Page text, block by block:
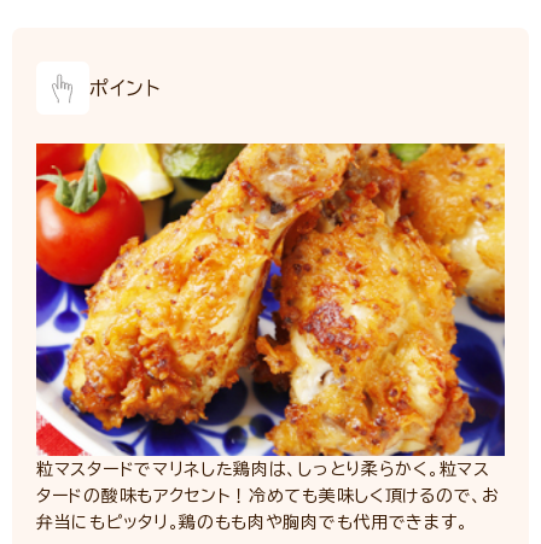
ポイント
粒マスタードでマリネした鶏肉は、しっとり柔らかく。粒マス
タードの酸味もアクセント！冷めても美味しく頂けるので、お
弁当にもピッタリ。鶏のもも肉や胸肉でも代用できます。